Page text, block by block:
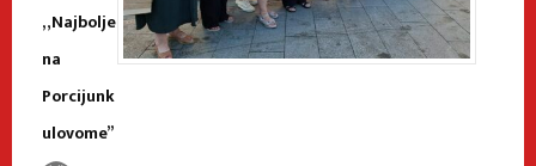
„Najbolje
na
Porcijunk
ulovome”